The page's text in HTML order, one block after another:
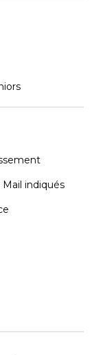
indiqués